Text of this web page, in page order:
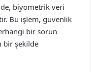
biyometrik veri
Bu işlem, güvenlik
bir sorun
bir şekilde